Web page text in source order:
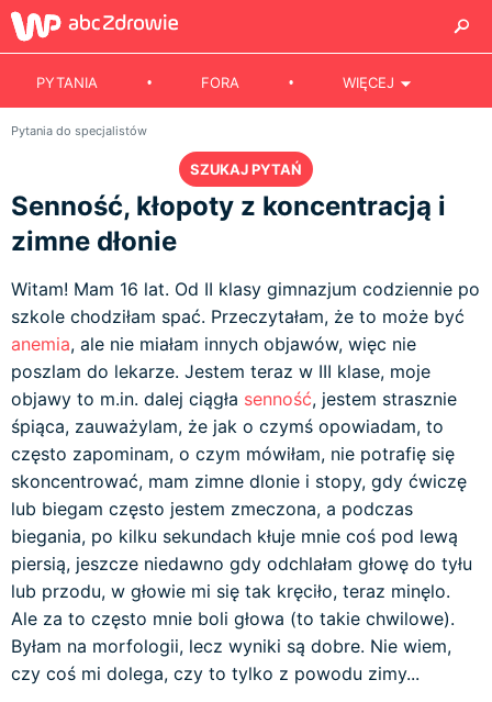
PYTANIA FORA WIĘCEJ
Pytania do specjalistów
SZUKAJ PYTAŃ
Senność, kłopoty z koncentracją i
zimne dłonie
Witam! Mam 16 lat. Od II klasy gimnazjum codziennie po
szkole chodziłam spać. Przeczytałam, że to może być
anemia, ale nie miałam innych objawów, więc nie
poszlam do lekarze. Jestem teraz w III klase, moje
objawy to m.in. dalej ciągła senność, jestem strasznie
śpiąca, zauważylam, że jak o czymś opowiadam, to
często zapominam, o czym mówiłam, nie potrafię się
skoncentrować, mam zimne dlonie i stopy, gdy ćwiczę
lub biegam często jestem zmeczona, a podczas
biegania, po kilku sekundach kłuje mnie coś pod lewą
piersią, jeszcze niedawno gdy odchlałam głowę do tyłu
lub przodu, w głowie mi się tak kręciło, teraz minęlo.
Ale za to często mnie boli głowa (to takie chwilowe).
Byłam na morfologii, lecz wyniki są dobre. Nie wiem,
czy coś mi dolega, czy to tylko z powodu zimy...